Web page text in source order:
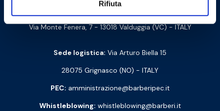
Rifiuta
Via Monte Fenera, 7 - 13018 Valduggia (VC) - ITALY
Sede logistica: Via Arturo Biella 15
28075 Grignasco (NO) - ITALY
PEC: amministrazione@barberipec.it
Whistleblowing: whistleblowing@barberi.it